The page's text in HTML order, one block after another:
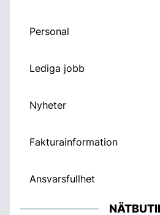
Personal
Lediga jobb
Nyheter
Fakturainformation
Ansvarsfullhet